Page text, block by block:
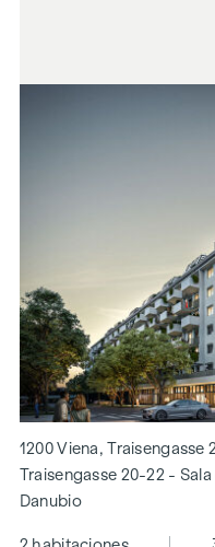
1200 Viena, Traisengasse
Traisengasse 20-22 -
Danubio